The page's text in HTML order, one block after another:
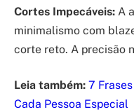
Cortes Impecáveis: A
minimalismo com
corte reto. A precisão
Leia também: 7
Cada Pessoa Especial